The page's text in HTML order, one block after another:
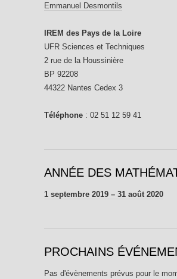
Emmanuel Desmontils
IREM des Pays de la Loire
UFR Sciences et Techniques
2 rue de la Houssinière
BP 92208
44322 Nantes Cedex 3
Téléphone : 02 51 12 59 41
ANNÉE DES
1 septembre 2019 – 31 août 2020
PROCHAINS
Pas d'évènements prévus pour le